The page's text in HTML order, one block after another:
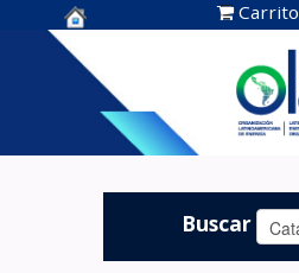
Centro de
Documentación
OLADE -
Carrito
Buscar